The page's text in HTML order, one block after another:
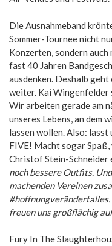
Die Ausnahmeband
Sommer-Tournee nicht
Konzerten, sondern auch
fast 40 Jahren
ausdenken. Deshalb geht
weiter. Kai Wingenfelder
Wir arbeiten gerade am
unseres Lebens, an dem
lassen wollen. Also:
FIVE! Macht sogar Spaß,
Christof Stein-Schneider
noch bessere Outfits.
machenden Vereinen
#hoffnungverändertalles.
freuen uns großflächig
Fury In The